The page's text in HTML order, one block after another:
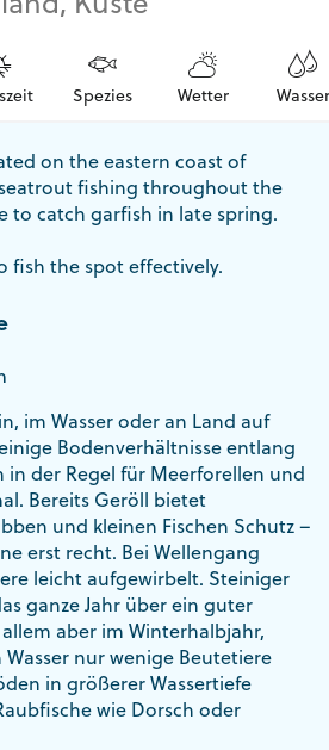
Spezies Wetter Wasser
on the eastern coast of
fishing throughout the
to catch garfish in late spring.
fish the spot effectively.
im Wasser oder an Land auf
Bodenverhältnisse entlang
in der Regel für Meerforellen und
Bereits Geröll bietet
und kleinen Fischen Schutz –
erst recht. Bei Wellengang
leicht aufgewirbelt. Steiniger
ganze Jahr über ein guter
aber im Winterhalbjahr,
nur wenige Beutetiere
in größerer Wassertiefe
wie Dorsch oder